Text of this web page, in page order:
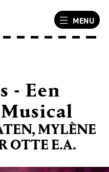
MENU
MYLÈNE
OTTE E.A.
- Een